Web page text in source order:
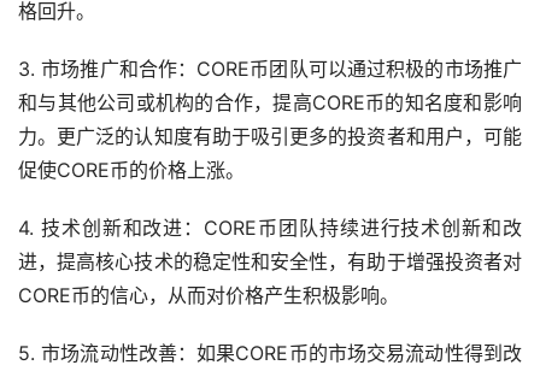
格回升。
3. 市场推广和合作：CORE币团队可以通过积极的市场推广
和与其他公司或机构的合作，提高CORE币的知名度和影响
力。更广泛的认知度有助于吸引更多的投资者和用户，可能
促使CORE币的价格上涨。
4. 技术创新和改进：CORE币团队持续进行技术创新和改
进，提高核心技术的稳定性和安全性，有助于增强投资者对
CORE币的信心，从而对价格产生积极影响。
5. 市场流动性改善：如果CORE币的市场交易流动性得到改